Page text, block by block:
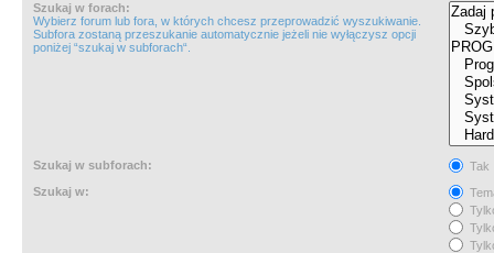
Szukaj w forach:
Wybierz forum lub fora, w których chcesz przeprowadzić wyszukiwanie.
Subfora zostaną przeszukanie automatycznie jeżeli nie wyłączysz opcji
poniżej “szukaj w subforach“.
Szukaj w subforach:
Tak
Szukaj w: